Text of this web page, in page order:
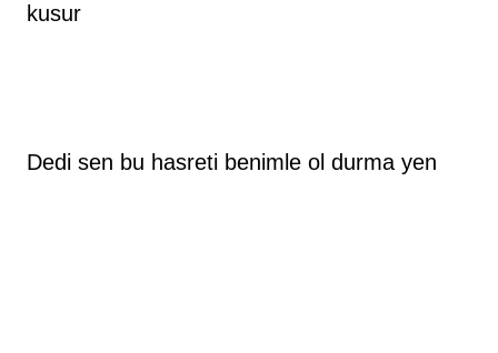
kusur
Dedi sen bu hasreti benimle ol durma yen